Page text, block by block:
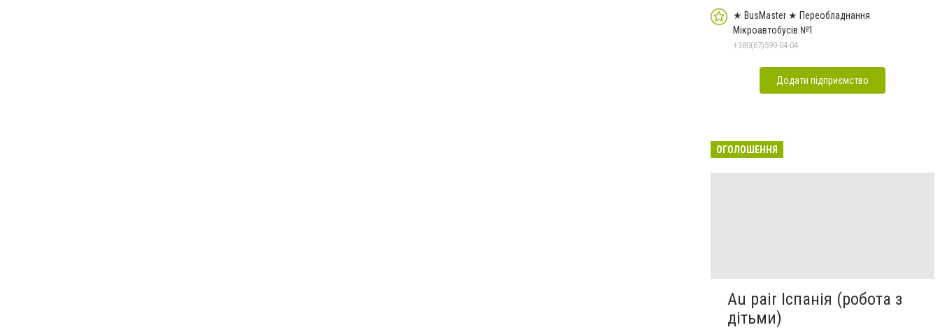
★ BusMaster ★ Переобладнання
Мікроавтобусів №1
+380(67)599-04-04
Додати підприємство
ОГОЛОШЕННЯ
Au pair Іспанія (робота з
дітьми)